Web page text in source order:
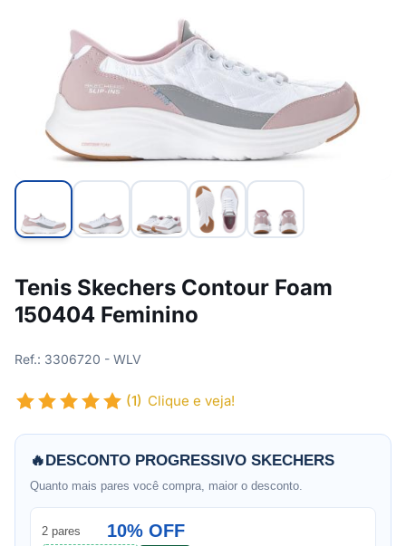
Tenis Skechers Contour Foam
150404 Feminino
Ref.: 3306720 - WLV
(1) Clique e veja!
🔥DESCONTO PROGRESSIVO SKECHERS
Quanto mais pares você compra, maior o desconto.
2 pares 10% OFF